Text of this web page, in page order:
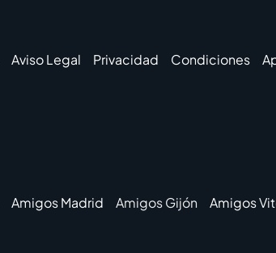
Aviso Legal Privacidad Condiciones
Amigos Madrid Amigos Gijón Amigos